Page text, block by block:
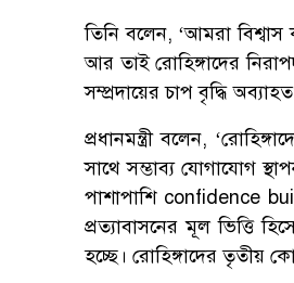
তিনি বলেন, ‘আমরা বিশ্বাস
আর তাই রোহিঙ্গাদের
সম্প্রদায়ের চাপ বৃদ্ধি
প্রধানমন্ত্রী বলেন,
সাথে সম্ভাব্য যোগাযোগ
পাশাপাশি confidence
প্রত্যাবাসনের মূল ভিত্তি
হচ্ছে। রোহিঙ্গাদের তৃতীয়